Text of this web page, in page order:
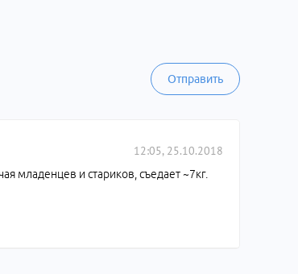
Отправить
12:05, 25.10.2018
младенцев и стариков, съедает ~7кг.